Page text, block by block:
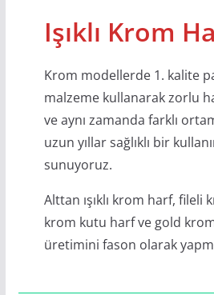
Işıklı Krom
Krom modellerde 1. kalite
malzeme kullanarak zorlu
ve aynı zamanda farklı
uzun yıllar sağlıklı bir
sunuyoruz.
Alttan ışıklı krom harf, fileli
krom kutu harf ve gold
üretimini fason olarak